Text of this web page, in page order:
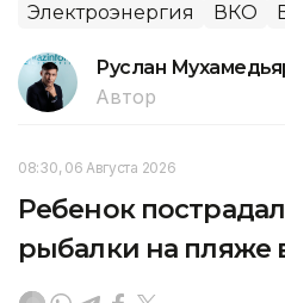
Электроэнергия ВКО
Руслан
Автор
08:30, 06 Августа 2026
Ребенок
рыбалки на пляже